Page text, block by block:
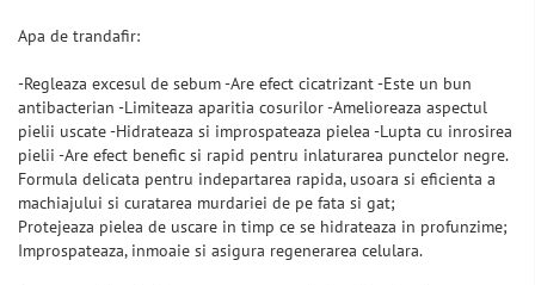
Apa de trandafir:
-Regleaza excesul de sebum -Are efect cicatrizant -Este un bun
antibacterian -Limiteaza aparitia cosurilor -Amelioreaza aspectul
pielii uscate -Hidrateaza si improspateaza pielea -Lupta cu inrosirea
pielii -Are efect benefic si rapid pentru inlaturarea punctelor negre.
Formula delicata pentru indepartarea rapida, usoara si eficienta a
machiajului si curatarea murdariei de pe fata si gat;
Protejeaza pielea de uscare in timp ce se hidrateaza in profunzime;
Improspateaza, inmoaie si asigura regenerarea celulara.